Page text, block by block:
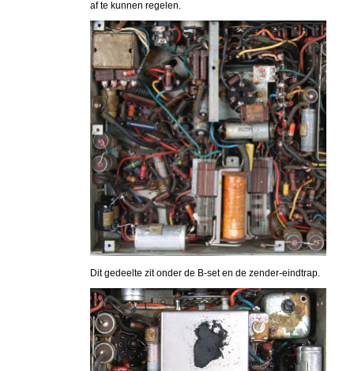
af te kunnen regelen.
Dit gedeelte zit onder de B-set en de zender-eindtrap.